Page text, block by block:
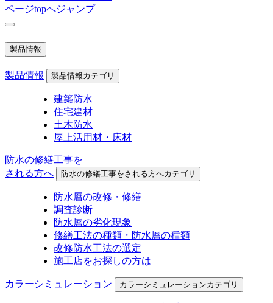
ページtopへジャンプ
製品情報
製品情報 製品情報カテゴリ
建築防水
住宅建材
土木防水
屋上活用材・床材
防水の修繕工事を
される方へ
防水の修繕工事をされる方へカテゴリ
防水層の改修・修繕
調査診断
防水層の劣化現象
修繕工法の種類・防水層の種類
改修防水工法の選定
施工店をお探しの方は
カラーシミュレーション カラーシミュレーションカテゴリ